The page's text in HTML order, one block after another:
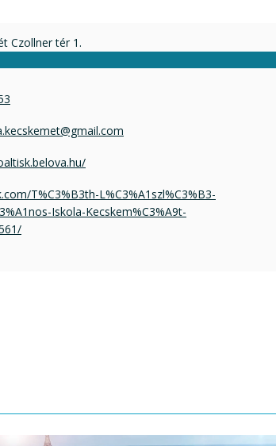
Czollner tér 1.
T%C3%B3th-L%C3%A1szl%C3%B3-
Iskola-Kecskem%C3%A9t-